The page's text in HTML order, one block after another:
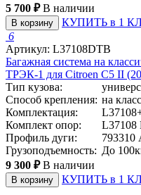
5 700 ₽ В наличии
В корзину
КУПИТЬ в 1
6
Артикул: L37108DTB
Багажная система на
ТРЭК-1 для Citroen C5 II
Тип кузова:
Способ крепления: на
Комплектация:
Комплект опор:
Профиль дуги:
793310
Грузоподъемность: До
9 300 ₽ В наличии
В корзину КУПИТЬ в 1